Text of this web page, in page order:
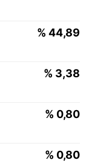
% 44,89
% 3,38
% 0,80
% 0,80